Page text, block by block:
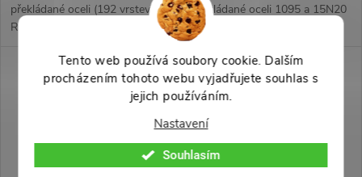
Tento web používá soubory cookie. Dalším
procházením tohoto webu vyjadřujete souhlas s
jejich používáním.
Nastavení
Souhlasím
překládané oceli (192 vrstev).
Rukojeť z buvolího rohu,
koženým pouzdrem.
překládané oceli 1095 a 15N20
s měděnou linií, rukojetí z
velbloudí kosti a dřeva, full-tang
konstrukcí, hákem a koženým
pouzdrem.